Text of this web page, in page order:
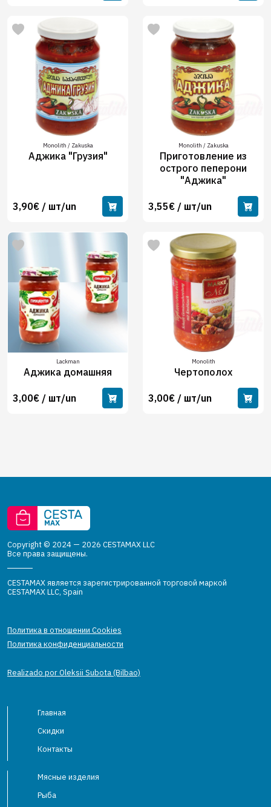
Monolith / Zakuska
Аджика "Грузия"
3,90€ / шт/un
Monolith / Zakuska
Приготовление из
острого пеперони
"Аджика"
3,55€ / шт/un
Lackman
Аджика домашняя
3,00€ / шт/un
Monolith
Чертополох
3,00€ / шт/un
Copyright © 2024 — 2026 CESTAMAX LLC
Все права защищены.
CESTAMAX является зарегистрированной торговой маркой
CESTAMAX LLC, Spain
Политика в отношении Cookies
Политика конфиденциальности
Realizado por Oleksii Subota (Bilbao)
Главная
Скидки
Контакты
Мясные изделия
Рыба